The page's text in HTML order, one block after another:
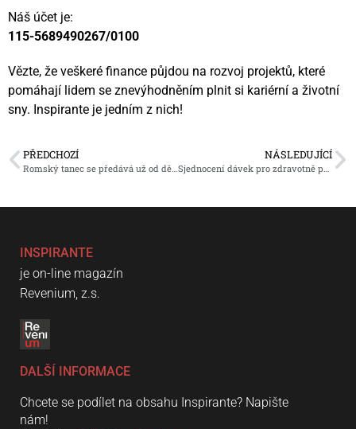
Náš účet je:
115-5689490267/0100
Vězte, že veškeré finance půjdou na rozvoj projektů, které
pomáhají lidem se znevýhodněním plnit si kariérní a životní
sny. Inspirante je jedním z nich!
PŘEDCHOZÍ NÁSLEDUJÍCÍ
INSPIRANTE
je on-line magazín
Revenium, z.s.
DALŠÍ INFORMACE
Chcete se podílet na obsahu Inspirante? Napište
nám!